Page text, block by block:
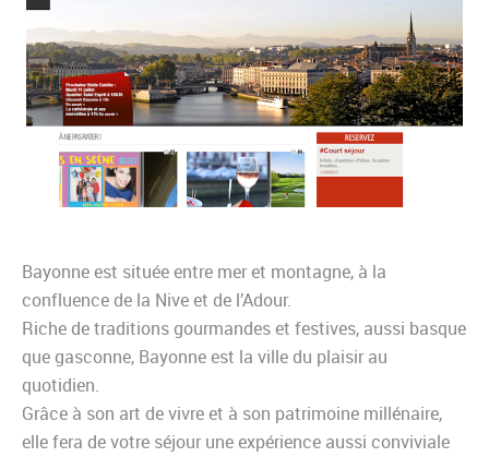
Bayonne est située entre mer et montagne, à la
confluence de la Nive et de l’Adour.
Riche de traditions gourmandes et festives, aussi basque
que gasconne, Bayonne est la ville du plaisir au
quotidien.
Grâce à son art de vivre et à son patrimoine millénaire,
elle fera de votre séjour une expérience aussi conviviale